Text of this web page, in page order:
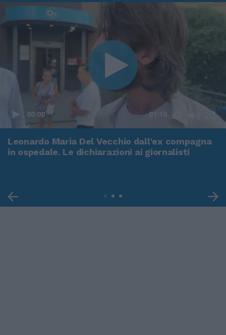
00:00 01:16
Leonardo Maria Del Vecchio dall'ex compagna
in ospedale. Le dichiarazioni ai giornalisti